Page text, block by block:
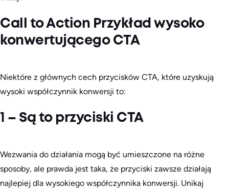
Call to Action Przykład wysoko
konwertującego CTA
Niektóre z głównych cech przycisków CTA, które uzyskują
wysoki współczynnik konwersji to:
1 – Są to przyciski CTA
Wezwania do działania mogą być umieszczone na różne
sposoby, ale prawda jest taka, że przyciski zawsze działają
najlepiej dla wysokiego współczynnika konwersji. Unikaj